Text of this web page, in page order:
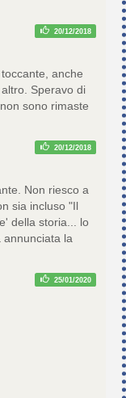
20/12/2018
anche
Speravo di
sono rimaste
20/12/2018
Non riesco a
sia incluso "Il
della storia... lo
annunciata la
25/01/2020